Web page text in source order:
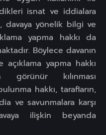
isnat ve iddialara
davaya yönelik bilgi ve
yapma hakkı da
Böylece davanın
yapma hakkı
kılınması
hakkı, tarafların,
ve savunmalara karşı
ilişkin beyanda